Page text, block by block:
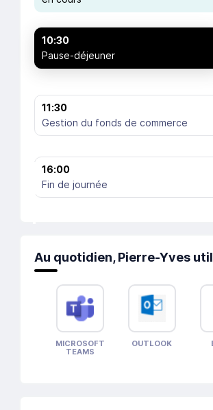
10:30
Pause-déjeuner
Gestion du fonds de commerce
11:30
16:00
Fin de journée
Au quotidien, Pierre-Yves
MICROSOFT
TEAMS
OUTLOOK